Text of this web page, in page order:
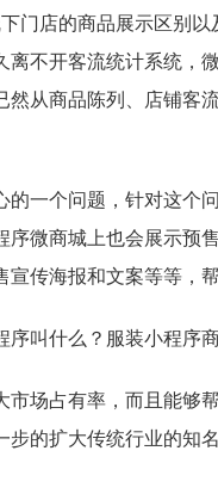
门店的商品展示区别
不开客流统计系统，
从商品陈列、店铺客
一个问题，针对这个
微商城上也会展示预
传海报和文案等等，
场占有率，而且能够
的扩大传统行业的知